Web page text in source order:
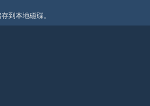
到本地磁碟。